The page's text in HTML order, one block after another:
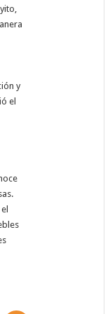
y
el